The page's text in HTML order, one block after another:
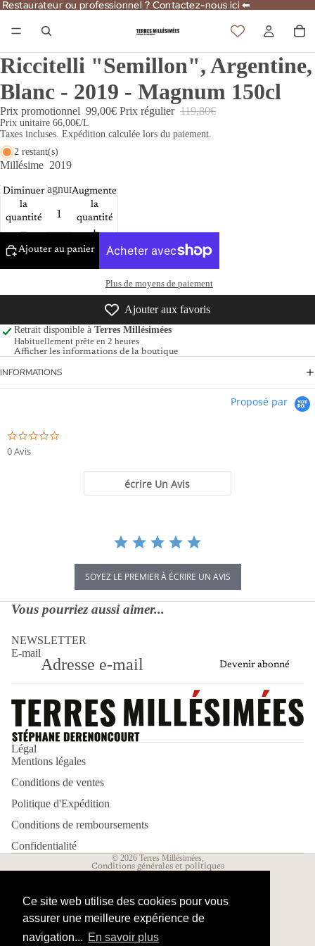
Ce site web utilise des cookies pour vous
assurer une meilleure expérience de
navigation... En savoir plus
Restaurateur ou professionnel ? Contactez-nous ici ⬅
Restaurateur ou professionnel ? Contactez-nous ici ⬅
Riccitelli "Semillon", Argentine,
Blanc - 2019 - Magnum 150cl
Prix promotionnel 99,00€ Prix régulier 119,80€
Prix unitaire 66,00€/L
Taxes incluses. Expédition calculée lors du paiement.
2 restant(s)
Millésime 2019
Format Magnum 150cl
Diminuer
la
quantité
Augmenter
la
quantité
Ajouter au panier
Plus de moyens de paiement
Ajouter aux favoris
Retrait disponible à Terres Millésimées
Habituellement prête en 2 heures
Afficher les informations de la boutique
INFORMATIONS
Proposé par
0 Avis
écrire Un Avis
SOYEZ LE PREMIER À ÉCRIRE UN AVIS
Vous pourriez aussi aimer...
NEWSLETTER
E-mail
Devenir abonné
Légal
Mentions légales
Conditions de ventes
Politique d'Expédition
Conditions de remboursements
Confidentialité
© 2026 Terres Millésimées,
Conditions générales et politiques
Politique de remboursement
Politique d’expédition
Politique de confidentialité
Mentions légales
Conditions d’utilisation
Conditions générales de vente
Coordonnées